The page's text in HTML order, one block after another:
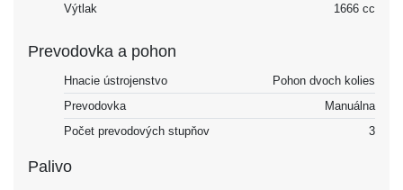
Výtlak
1666 cc
Prevodovka a pohon
Hnacie ústrojenstvo
Pohon dvoch kolies
Prevodovka
Manuálna
Počet prevodových stupňov
3
Palivo